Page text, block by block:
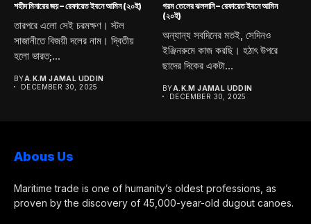
শহীদ মিনারের জয় – রেফায়েত ইবনে আমিন (২০ই)
তারপরে এলো সেই চরমক্ষণ। স্টল
সাজানীতে বিজয়ী দলের নাম। দ্বিতীয়
হলো ভারত;...
BYA.K.M JAMAL UDDIN
DECEMBER 30, 2025
গরম তেলের ঝলসানি – রেফায়েত ইবনে আমিন
(২০ই)
অন্যান্য সবদিনের মতই, সেদিনও
ইঞ্জিনরুমে কাজ করছি। হঠাৎ উপরে
ছাদের দিকের একটা...
BYA.K.M JAMAL UDDIN
DECEMBER 30, 2025
Abous Us
Maritime trade is one of humanity’s oldest professions, as
proven by the discovery of 45,000-year-old dugout canoes.